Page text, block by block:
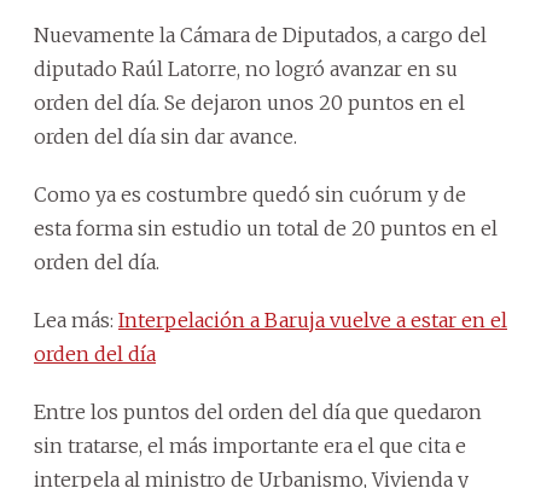
Nuevamente la Cámara de Diputados, a cargo del
diputado Raúl Latorre, no logró avanzar en su
orden del día. Se dejaron unos 20 puntos en el
orden del día sin dar avance.
Como ya es costumbre quedó sin cuórum y de
esta forma sin estudio un total de 20 puntos en el
orden del día.
Lea más: Interpelación a Baruja vuelve a estar en el
orden del día
Entre los puntos del orden del día que quedaron
sin tratarse, el más importante era el que cita e
interpela al ministro de Urbanismo, Vivienda y